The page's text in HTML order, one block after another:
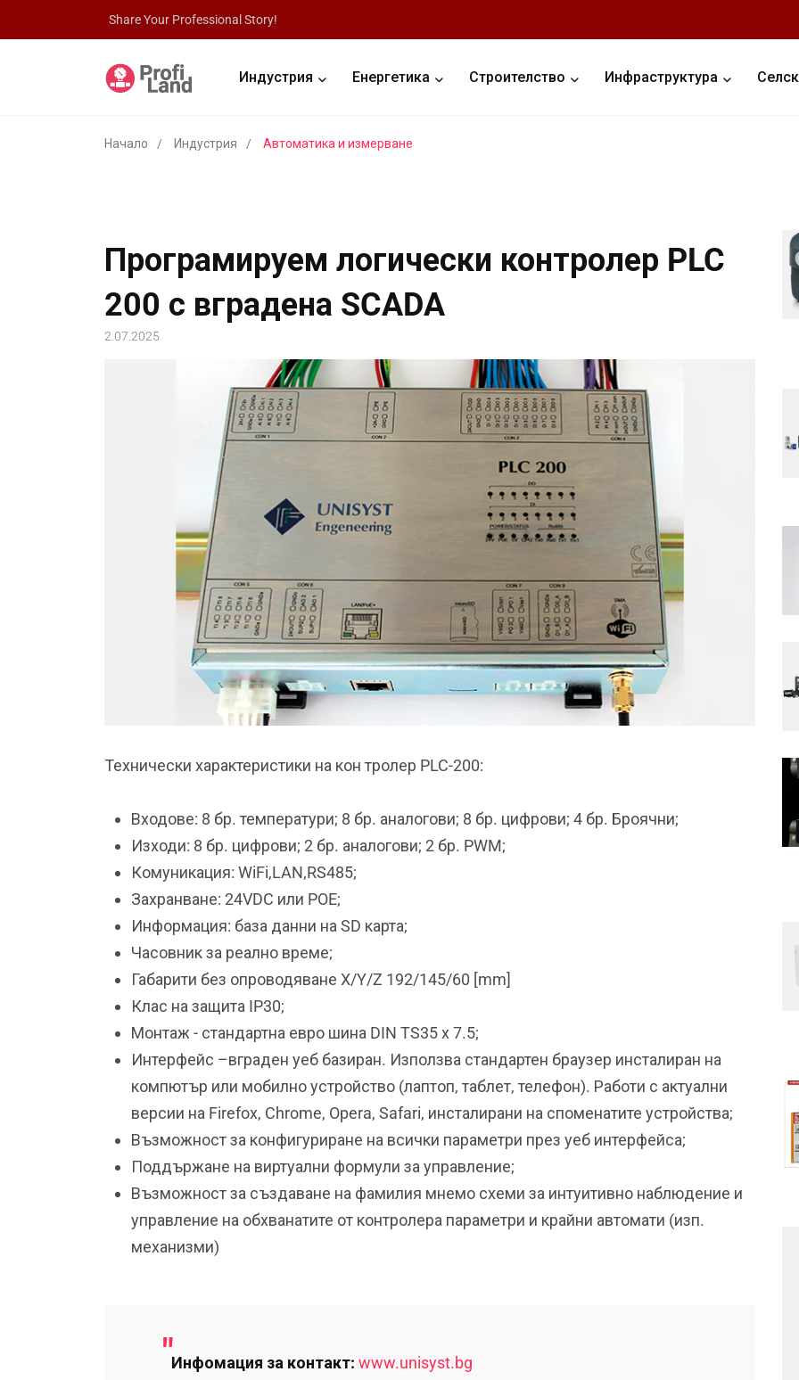
Share Your Professional Story!
Индустрия Енергетика Строителство Инфраструктура
Начало Индустрия Автоматика и измерване
Програмируем логически контролер PLC
200 с вградена SCADA
2.07.2025
Технически характеристики на кон тролер PLC-200:
Входове: 8 бр. температури; 8 бр. аналогови; 8 бр. цифрови; 4 бр. Броячни;
Изходи: 8 бр. цифрови; 2 бр. аналогови; 2 бр. PWM;
Комуникация: WiFi,LAN,RS485;
Захранване: 24VDC или POE;
Информация: база данни на SD карта;
Часовник за реално време;
Габарити без опроводяване X/Y/Z 192/145/60 [mm]
Клас на защита IP30;
Монтаж - стандартна евро шина DIN TS35 x 7.5;
Интерфейс –вграден уеб базиран. Използва стандартен браузер инсталиран на
компютър или мобилно устройство (лаптоп, таблет, телефон). Работи с актуални
версии на Firefox, Chrome, Opera, Safari, инсталирани на споменатите устройства;
Възможност за конфигуриране на всички параметри през уеб интерфейса;
Поддържане на виртуални формули за управление;
Възможност за създаване на фамилия мнемо схеми за интуитивно наблюдение и
управление на обхванатите от контролера параметри и крайни автомати (изп.
механизми)
Инфомация за контакт: www.unisyst.bg